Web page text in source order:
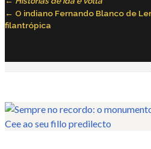
O indiano Fernando Blanco de
filantrópica